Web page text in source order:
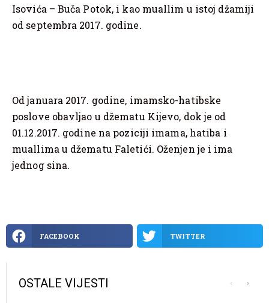
Isovića – Buča Potok, i kao muallim u istoj džamiji
od septembra 2017. godine.
Od januara 2017. godine, imamsko-hatibske
poslove obavljao u džematu Kijevo, dok je od
01.12.2017. godine na poziciji imama, hatiba i
muallima u džematu Faletići. Oženjen je i ima
jednog sina.
FACEBOOK TWITTER
OSTALE VIJESTI